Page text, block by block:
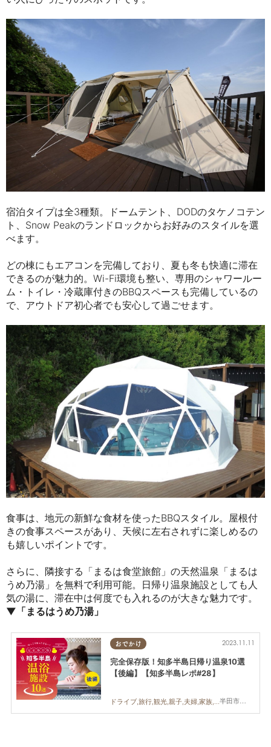
宿泊タイプは全3種類。ドームテント、DODのタケノコテン
ト、Snow Peakのランドロックからお好みのスタイルを選
べます。
どの棟にもエアコンを完備しており、夏も冬も快適に滞在
できるのが魅力的。Wi-Fi環境も整い、専用のシャワールー
ム・トイレ・冷蔵庫付きのBBQスペースも完備しているの
で、アウトドア初心者でも安心して過ごせます。
食事は、地元の新鮮な食材を使ったBBQスタイル。屋根付
きの食事スペースがあり、天候に左右されずに楽しめるの
も嬉しいポイントです。
さらに、隣接する「まるは食堂旅館」の天然温泉「まるは
うめ乃湯」を無料で利用可能。日帰り温泉施設としても人
気の湯に、滞在中は何度でも入れるのが大きな魅力です。
▼「まるはうめ乃湯」
おでかけ
半田市,常滑市,南知多町
2023.11.11
完全保存版！知多半島日帰り温泉10選
【後編】【知多半島レポ#28】